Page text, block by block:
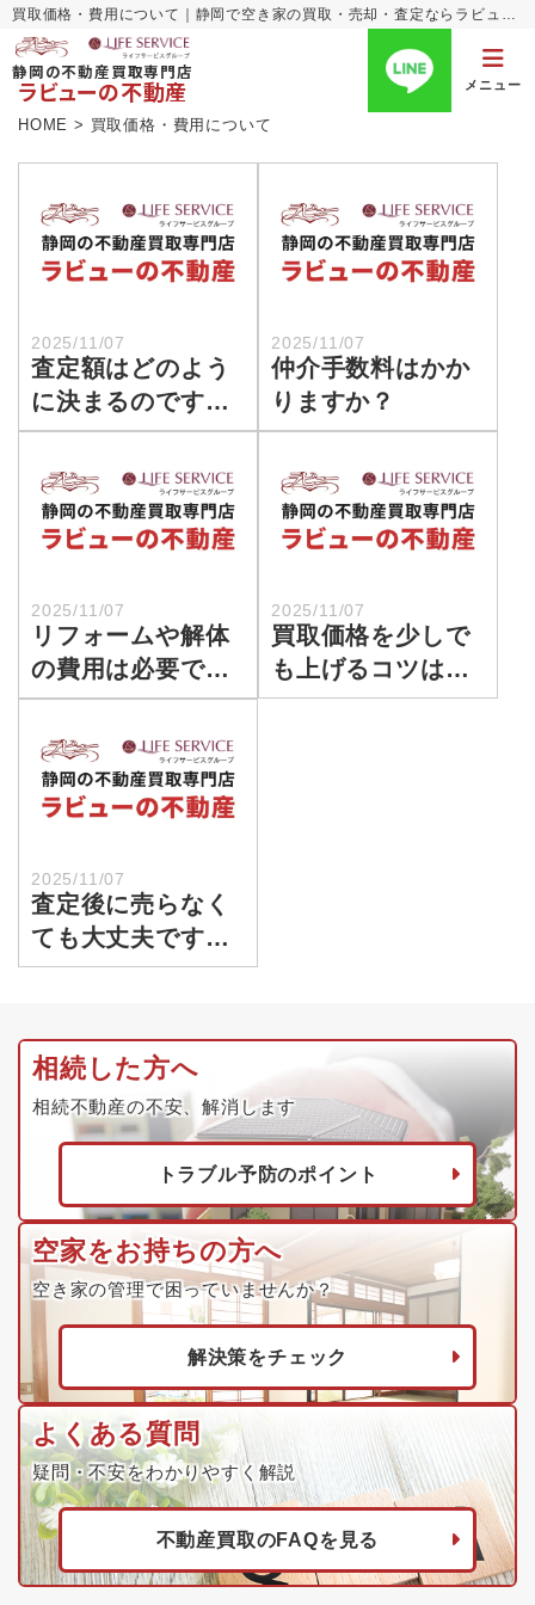
買取価格・費用について｜静岡で空き家の買取・売却・査定ならラビューの不動産
静岡の不動産買取専門店
ラビューの不動産 メニュー
HOME > 買取価格・費用について
2025/11/07
査定額はどのよう
に決まるのです
か？
2025/11/07
仲介手数料はかか
りますか？
2025/11/07
リフォームや解体
の費用は必要です
か？
2025/11/07
買取価格を少しで
も上げるコツはあ
りますか？
2025/11/07
査定後に売らなく
ても大丈夫です
か？
相続した方へ
相続不動産の不安、解消します
トラブル予防のポイント
空家をお持ちの方へ
空き家の管理で困っていませんか？
解決策をチェック
よくある質問
疑問・不安をわかりやすく解説
不動産買取のFAQを見る